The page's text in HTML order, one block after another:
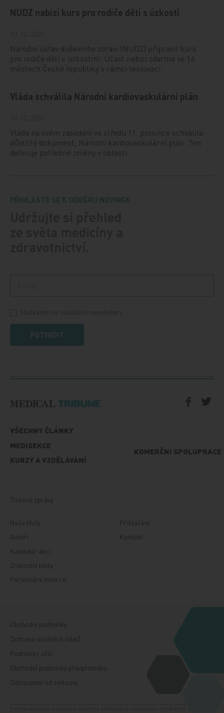
NUDZ nabízí kurs pro rodiče dětí s úzkostí
Národní ústav duševního zdraví (NUDZ) připravil kurs
pro rodiče dětí s úzkostmi. Účast nabízí zdarma ve 14
městech České republiky v rámci testovací…
Vláda schválila Národní kardiovaskulární plán
Vláda na svém zasedání ve středu 11. prosince schválila
důležitý dokument, Národní kardiovaskulární plán. Ten
definuje potřebné změny v oblasti…
PŘIHLASTE SE K ODBĚRU NOVINEK.
POTVRDIT
VŠECHNY ČLÁNKY
MEDISEKCE
KURZY A VZDĚLÁVÁNÍ
KOMERČNÍ SPOLUPRÁCE
Tiskové zprávy
Naše tituly
Autoři
Kalendář akcí
Znalostní testy
Personální inzerce
Přihlášení
Kontakt
Obchodní podmínky
Ochrana osobních údajů
Podmínky užití
Obchodní podmínky předplatného
Odstoupení od smlouvy